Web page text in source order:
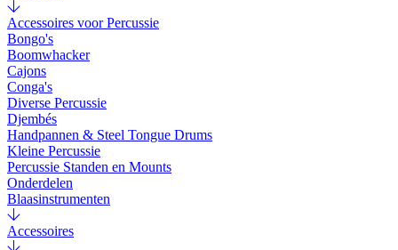
Accessoires voor Percussie
Bongo's
Boomwhacker
Cajons
Conga's
Diverse Percussie
Djembés
Handpannen & Steel Tongue Drums
Kleine Percussie
Percussie Standen en Mounts
Onderdelen
Blaasinstrumenten
Accessoires